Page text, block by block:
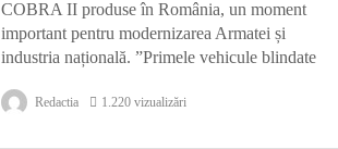
COBRA II produse în România, un moment
important pentru modernizarea Armatei și
industria națională. ”Primele vehicule blindate
Redactia 1.220 vizualizări